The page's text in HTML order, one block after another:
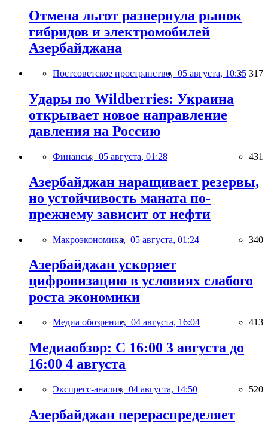
Отмена льгот развернула рынок
гибридов и электромобилей
Азербайджана
Постсоветское пространство, 05 августа, 10:35 317
Удары по Wildberries: Украина
открывает новое направление
давления на Россию
Финансы, 05 августа, 01:28 431
Азербайджан наращивает резервы,
но устойчивость маната по-
прежнему зависит от нефти
Макроэкономика, 05 августа, 01:24 340
Азербайджан ускоряет
цифровизацию в условиях слабого
роста экономики
Медиа обозрение, 04 августа, 16:04 413
Медиаобзор: С 16:00 3 августа до
16:00 4 августа
Экспресс-анализ, 04 августа, 14:50 520
Азербайджан перераспределяет